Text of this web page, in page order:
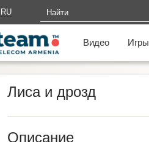
RU
AM
Видео Игры
Лиса и дрозд
Описание